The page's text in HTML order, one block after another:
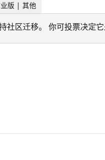
版 | 其他
社区迁移。 你可投票决定